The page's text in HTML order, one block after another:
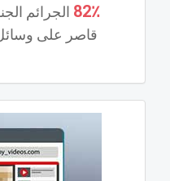
82٪ الجرائم
قاصر على